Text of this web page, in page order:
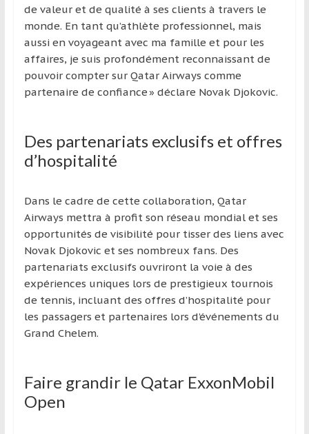
de valeur et de qualité à ses clients à travers le
monde. En tant qu’athlète professionnel, mais
aussi en voyageant avec ma famille et pour les
affaires, je suis profondément reconnaissant de
pouvoir compter sur Qatar Airways comme
partenaire de confiance » déclare Novak Djokovic.
Des partenariats exclusifs et offres
d’hospitalité
Dans le cadre de cette collaboration, Qatar
Airways mettra à profit son réseau mondial et ses
opportunités de visibilité pour tisser des liens avec
Novak Djokovic et ses nombreux fans. Des
partenariats exclusifs ouvriront la voie à des
expériences uniques lors de prestigieux tournois
de tennis, incluant des offres d’hospitalité pour
les passagers et partenaires lors d’événements du
Grand Chelem.
Faire grandir le Qatar ExxonMobil
Open